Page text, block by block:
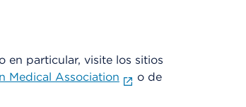
en particular, visite los sitios
Medical Association
o de